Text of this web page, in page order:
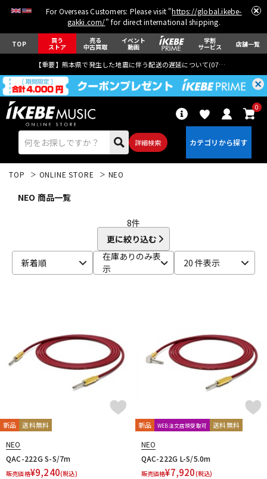
For Overseas Customers: Please visit "https://global.ikebe-
gakki.com/" for direct international shipping.
TOP 買う
ストア
売る
中古買取
イベント
動画
学割
サービス 店舗一覧
【重要】熊本県で発生した地震に伴う配送の遅延について(07月29日
詳細検索
0
キーボード 電子ピアノ
アンプ エフェクター
TOP ONLINE STORE NEO
NEO 商品一覧
8件
更に絞り込む
新着順
在庫ありのみ表
示
20 件表示
新品 送料無料
NEO
QAC-222G S-S/7m
販売価格¥9,240(税込)
新品 WEB注文店頭受取可 送料無料
NEO
QAC-222G L-S/5.0m
販売価格¥7,920(税込)